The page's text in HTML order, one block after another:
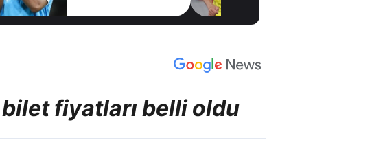
bilet fiyatları belli oldu